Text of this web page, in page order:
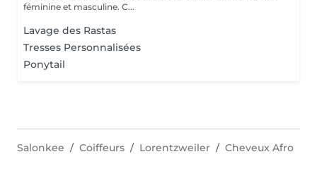
féminine et masculine. C...
Lavage des Rastas
Tresses Personnalisées
Ponytail
Salonkee Coiffeurs Lorentzweiler Cheveux Afro